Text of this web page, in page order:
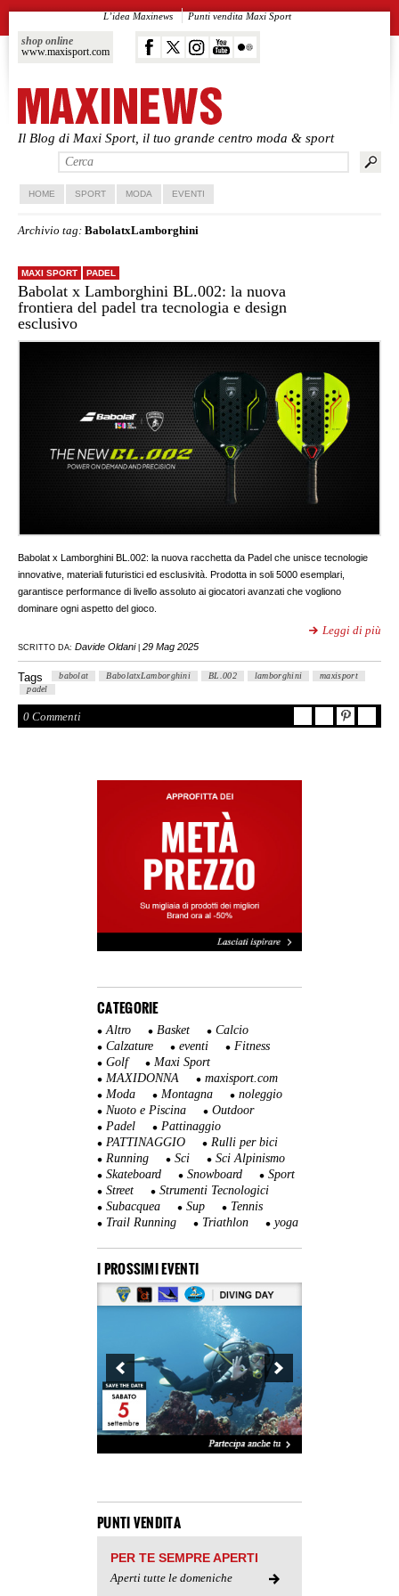
Il Blog di Maxi Sport, il tuo grande centro moda & sport
shop online
www.maxisport.com
L’idea Maxinews Punti vendita Maxi Sport
Vai al contenuto principale
Vai al contenuto secondario
HOME SPORT MODA EVENTI
Archivio tag:BabolatxLamborghini
MAXI SPORT PADEL
Babolat x Lamborghini BL.002: la nuova
frontiera del padel tra tecnologia e design
esclusivo
Babolat x Lamborghini BL.002: la nuova racchetta da Padel che unisce tecnologie
innovative, materiali futuristici ed esclusività. Prodotta in soli 5000 esemplari,
garantisce performance di livello assoluto ai giocatori avanzati che vogliono
dominare ogni aspetto del gioco.
Leggi di più
SCRITTO DA: Davide Oldani 29 Mag 2025
Tags babolat BabolatxLamborghini BL.002 lamborghini
maxisport
padel
0 Commenti
CATEGORIE
Altro Basket
Calcio
Calzature
eventi
Fitness
Golf
Maxi Sport
MAXIDONNA
maxisport.com
Moda
Montagna
noleggio
Nuoto e Piscina
Outdoor
Padel
Pattinaggio
PATTINAGGIO
Rulli per bici
Running
Sci
Sci Alpinismo
Skateboard
Snowboard
Sport
Street
Strumenti Tecnologici
Subacquea
Sup
Tennis
Trail Running
Triathlon yoga
I PROSSIMI EVENTI
PUNTI VENDITA
PER TE SEMPRE APERTI
Aperti tutte le domeniche